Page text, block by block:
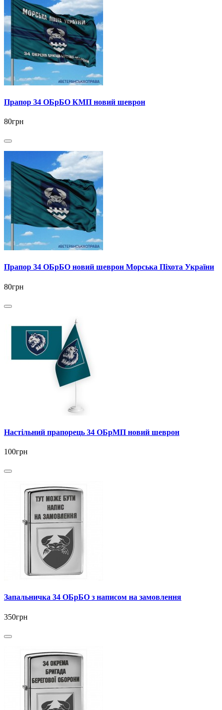
Прапор 34 ОБрБО КМП новий шеврон
80грн
Прапор 34 ОБрБО новий шеврон Морська Піхота України
80грн
Настільний прапорець 34 ОБрМП новий шеврон
100грн
Запальничка 34 ОБрБО з написом на замовлення
350грн